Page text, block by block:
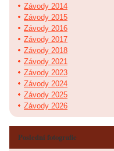
Závody 2014
Závody 2015
Závody 2016
Závody 2017
Závody 2018
Závody 2021
Závody 2023
Závody 2024
Závody 2025
Závody 2026
Poslední fotografie